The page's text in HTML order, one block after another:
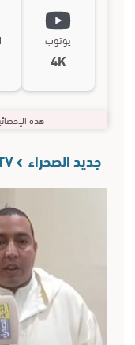
يوتوب
4K
هذه
جديد الصحراء TV